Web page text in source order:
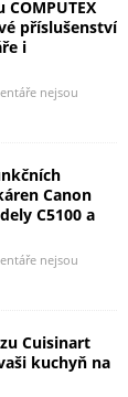
příslušenství
i
nejsou
Canon
C5100 a
nejsou
Cuisinart
kuchyň na